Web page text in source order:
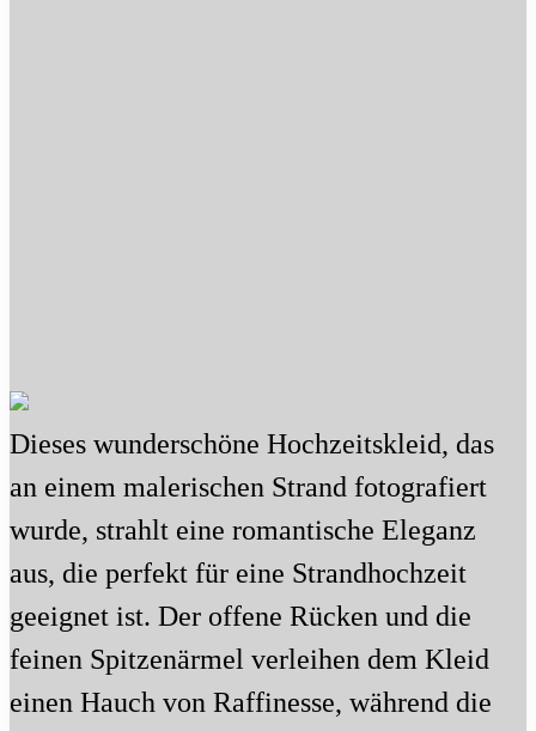
Dieses wunderschöne Hochzeitskleid, das
an einem malerischen Strand fotografiert
wurde, strahlt eine romantische Eleganz
aus, die perfekt für eine Strandhochzeit
geeignet ist. Der offene Rücken und die
feinen Spitzenärmel verleihen dem Kleid
einen Hauch von Raffinesse, während die